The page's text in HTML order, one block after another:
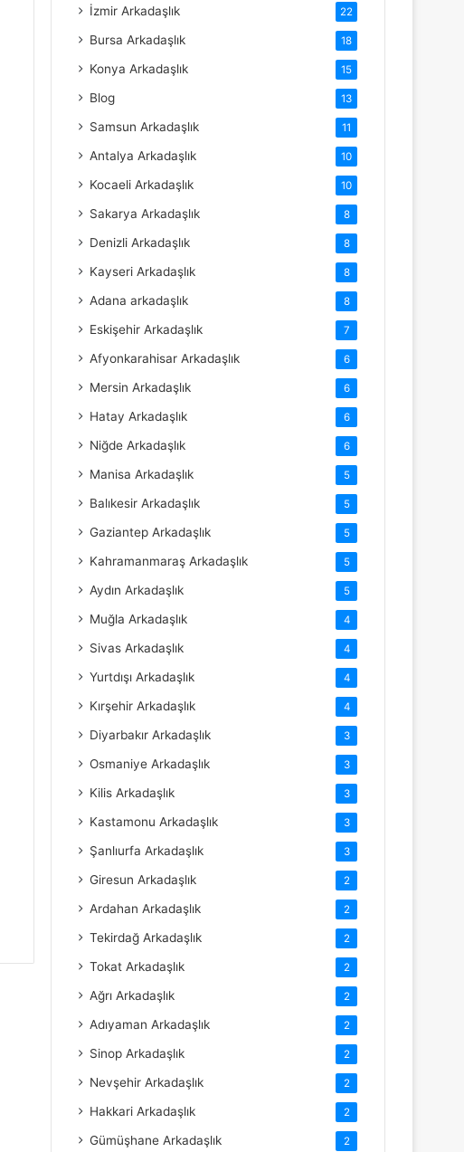
İzmir Arkadaşlık 22
Bursa Arkadaşlık 18
Konya Arkadaşlık 15
Blog 13
Samsun Arkadaşlık 11
Antalya Arkadaşlık 10
Kocaeli Arkadaşlık 10
Sakarya Arkadaşlık 8
Denizli Arkadaşlık 8
Kayseri Arkadaşlık 8
Adana arkadaşlık 8
Eskişehir Arkadaşlık 7
Afyonkarahisar Arkadaşlık 6
Mersin Arkadaşlık 6
Hatay Arkadaşlık 6
Niğde Arkadaşlık 6
Manisa Arkadaşlık 5
Balıkesir Arkadaşlık 5
Gaziantep Arkadaşlık 5
Kahramanmaraş Arkadaşlık 5
Aydın Arkadaşlık 5
Muğla Arkadaşlık 4
Sivas Arkadaşlık 4
Yurtdışı Arkadaşlık 4
Kırşehir Arkadaşlık 4
Diyarbakır Arkadaşlık 3
Osmaniye Arkadaşlık 3
Kilis Arkadaşlık 3
Kastamonu Arkadaşlık 3
Şanlıurfa Arkadaşlık 3
Giresun Arkadaşlık 2
Ardahan Arkadaşlık 2
Tekirdağ Arkadaşlık 2
Tokat Arkadaşlık 2
Ağrı Arkadaşlık 2
Adıyaman Arkadaşlık 2
Sinop Arkadaşlık 2
Nevşehir Arkadaşlık 2
Hakkari Arkadaşlık 2
Gümüşhane Arkadaşlık 2